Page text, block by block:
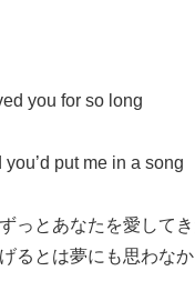
you for so long
you’d put me in a song
っとあなたを愛して
るとは夢にも思わな